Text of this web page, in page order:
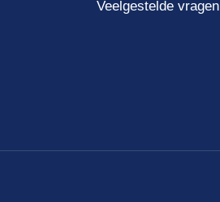
Veelgestelde vragen